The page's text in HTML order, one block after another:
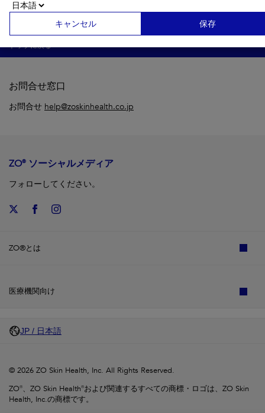
トップに戻る
お問合せ窓口
お問合せ help@zoskinhealth.co.jp
ZO® ソーシャルメディア
フォローしてください。
ZO®とは
医療機関向け
JP / 日本語
© 2026 ZO Skin Health, Inc. All Rights Reserved.
ZO®、ZO Skin Health®および関連するすべての商標・ロゴは、ZO Skin
Health, Inc.の商標です。
キャンセル 保存